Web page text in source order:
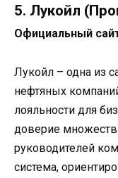
5. Лукойл
Официальный
Лукойл – одна из
нефтяных
лояльности для
доверие
руководителей
система,